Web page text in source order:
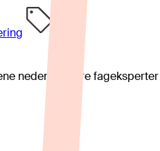
nedenfor. Våre fageksperter